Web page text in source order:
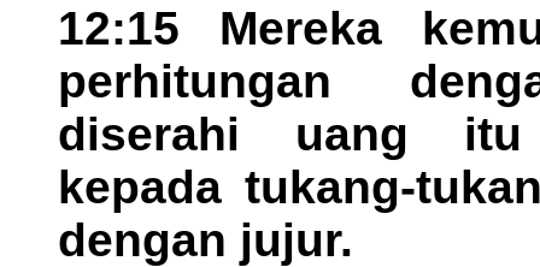
12:15 Mereka
perhitungan
diserahi uang itu
kepada tukang-
dengan jujur.